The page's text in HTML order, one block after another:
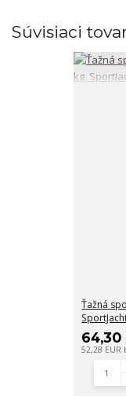
Súvisiaci
Ťažná
64,30
52,28 EUR